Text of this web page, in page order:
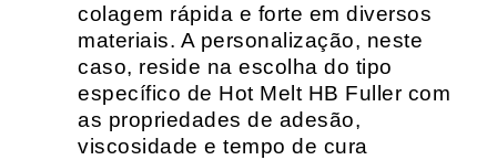
colagem rápida e forte em diversos
materiais. A personalização, neste
caso, reside na escolha do tipo
específico de Hot Melt HB Fuller com
as propriedades de adesão,
viscosidade e tempo de cura